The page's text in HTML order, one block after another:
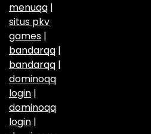
menuqq |
situs pkv
games |
bandarqq |
bandarqq |
dominoqq
login |
dominoqq
login |